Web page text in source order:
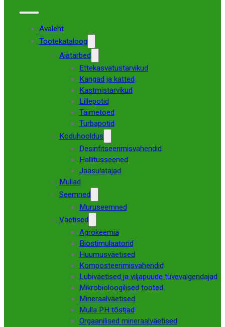
Avaleht
Tootekataloog
Aiatarbed
Ettekasvatustarvikud
Kangad ja katted
Kastmistarvikud
Lillepotid
Taimetoed
Turbapotid
Koduhooldus
Desinfitseerimisvahendid
Hallitusseened
Jääsulatajad
Mullad
Seemned
Muruseemned
Väetised
Agrokeemia
Biostimulaatorid
Huumusväetised
Komposteerimisvahendid
Lubiväetised ja viljapuude tüvevalgendajad
Mikrobioloogilised tooted
Mineraalväetised
Mulla PH tõstjad
Orgaanilised mineraalväetised